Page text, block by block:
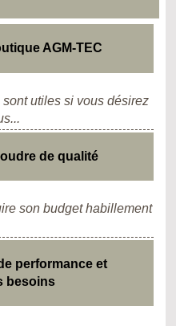
AGM-TEC
utiles si vous désirez
de qualité
son budget habillement
performance et
besoins